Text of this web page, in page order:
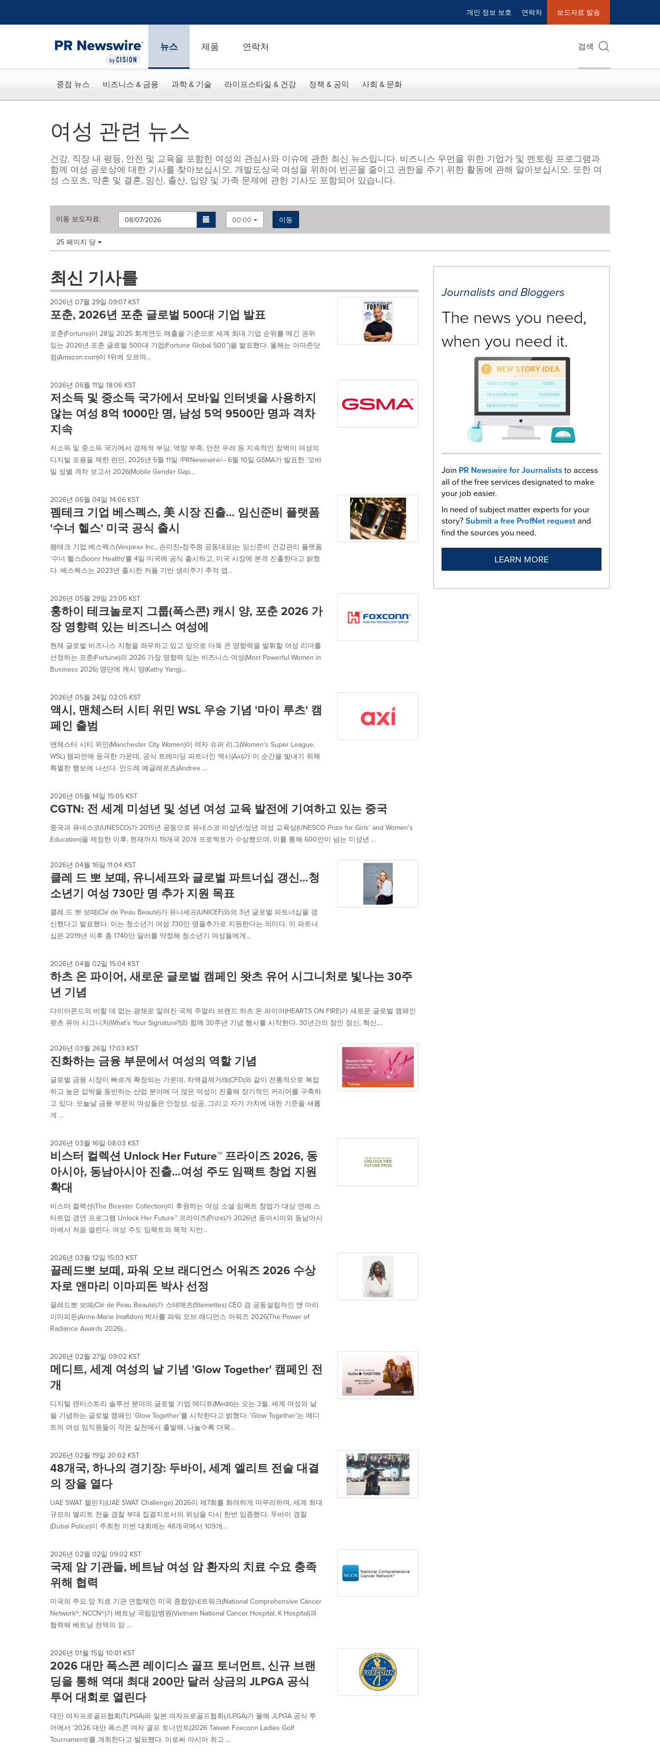
개인 정보 보호 연락처 보도자료 발송
뉴스 제품 연락처 검색
중점 뉴스 비즈니스 & 금융 과학 & 기술 라이프스타일 & 건강 정책 & 공익 사회 & 문화
여성 관련 뉴스
건강, 직장 내 평등, 안전 및 교육을 포함한 여성의 관심사와 이슈에 관한 최신 뉴스입니다. 비즈니스 우먼을 위한 기업가 및 멘토링 프로그램과
함께 여성 공로상에 대한 기사를 찾아보십시오. 개발도상국 여성을 위하여 빈곤을 줄이고 권한을 주기 위한 활동에 관해 알아보십시오. 또한 여
성 스포츠, 약혼 및 결혼, 임신, 출산, 입양 및 가족 문제에 관한 기사도 포함되어 있습니다.
이동 보도자료: 00:00
이동
Making
these
dropdown
cause
content
this
page
to
listings
will
update
as
each
option
is
selected.
Items per page:
25 페이지 당
최신 기사를
2026년 07월 29일 09:07 KST
포춘, 2026년 포춘 글로벌 500대 기업 발표
포춘(Fortune)이 28일 2025 회계연도 매출을 기준으로 세계 최대 기업 순위를 매긴 권위
있는 2026년 포춘 글로벌 500대 기업(Fortune Global 500™)을 발표했다. 올해는 아마존닷
컴(Amazon.com)이 1위에 오르며...
2026년 06월 11일 18:06 KST
저소득 및 중소득 국가에서 모바일 인터넷을 사용하지
않는 여성 8억 1000만 명, 남성 5억 9500만 명과 격차
지속
저소득 및 중소득 국가에서 경제적 부담, 역량 부족, 안전 우려 등 지속적인 장벽이 여성의
디지털 포용을 제한 런던, 2026년 6월 11일 /PRNewswire/-- 6월 10일 GSMA가 발표한 '모바
일 성별 격차 보고서 2026(Mobile Gender Gap...
2026년 06월 04일 14:06 KST
펨테크 기업 베스펙스, 美 시장 진출... 임신준비 플랫폼
'수너 헬스' 미국 공식 출시
펨테크 기업 베스펙스(Vespexx Inc., 손미진•정주원 공동대표)는 임신준비 건강관리 플랫폼
'수너 헬스(Soonr Health)'를 4일 미국에 공식 출시하고, 미국 시장에 본격 진출한다고 밝혔
다. 베스펙스는 2023년 출시한 커플 기반 생리주기 추적 앱...
2026년 05월 29일 23:05 KST
훙하이 테크놀로지 그룹(폭스콘) 캐시 양, 포춘 2026 가
장 영향력 있는 비즈니스 여성에
현재 글로벌 비즈니스 지형을 좌우하고 있고 앞으로 더욱 큰 영향력을 발휘할 여성 리더를
선정하는 포춘(Fortune)의 2026 가장 영향력 있는 비즈니스 여성(Most Powerful Women in
Business 2026) 명단에 캐시 양(Kathy Yang)...
2026년 05월 24일 02:05 KST
액시, 맨체스터 시티 위민 WSL 우승 기념 '마이 루츠' 캠
페인 출범
맨체스터 시티 위민(Manchester City Women)이 여자 슈퍼 리그(Women's Super League,
WSL) 챔피언에 등극한 가운데, 공식 트레이딩 파트너인 액시(Axi)가 이 순간을 빛내기 위해
특별한 행보에 나선다. 안드레 예글레르츠(Andree ...
2026년 05월 14일 15:05 KST
CGTN: 전 세계 미성년 및 성년 여성 교육 발전에 기여하고 있는 중국
중국과 유네스코(UNESCO)가 2015년 공동으로 유네스코 미성년/성년 여성 교육상(UNESCO Prize for Girls' and Women's
Education)을 제정한 이후, 현재까지 19개국 20개 프로젝트가 수상했으며, 이를 통해 600만이 넘는 미성년 ...
2026년 04월 16일 11:04 KST
클레 드 뽀 보떼, 유니세프와 글로벌 파트너십 갱신…청
소년기 여성 730만 명 추가 지원 목표
클레 드 뽀 보떼(Clé de Peau Beauté)가 유니세프(UNICEF)와의 3년 글로벌 파트너십을 갱
신했다고 발표했다. 이는 청소년기 여성 730만 명을추가로 지원한다는 의미다. 이 파트너
십은 2019년 이후 총 1740만 달러를 약정해 청소년기 여성들에게...
2026년 04월 02일 15:04 KST
하츠 온 파이어, 새로운 글로벌 캠페인 왓츠 유어 시그니처로 빛나는 30주
년 기념
다이아몬드의 비할 데 없는 광채로 알려진 국제 주얼리 브랜드 하츠 온 파이어(HEARTS ON FIRE)가 새로운 글로벌 캠페인
왓츠 유어 시그니처(What's Your Signature?)와 함께 30주년 기념 행사를 시작한다. 30년간의 장인 정신, 혁신,...
2026년 03월 26일 17:03 KST
진화하는 금융 부문에서 여성의 역할 기념
글로벌 금융 시장이 빠르게 확장되는 가운데, 차액결제거래(CFD)와 같이 전통적으로 복잡
하고 높은 압박을 동반하는 산업 분야에 더 많은 여성이 진출해 장기적인 커리어를 구축하
고 있다. 오늘날 금융 부문의 여성들은 안정성, 성공, 그리고 자기 가치에 대한 기준을 새롭
게 ...
2026년 03월 16일 08:03 KST
비스터 컬렉션 Unlock Her Future™ 프라이즈 2026, 동
아시아, 동남아시아 진출…여성 주도 임팩트 창업 지원
확대
비스터 컬렉션(The Bicester Collection)이 후원하는 여성 소셜 임팩트 창업가 대상 연례 스
타트업 경연 프로그램 Unlock Her Future™ 프라이즈(Prize)가 2026년 동아시아와 동남아시
아에서 처음 열린다. 여성 주도 임팩트와 목적 지반...
2026년 03월 12일 15:03 KST
끌레드뽀 보떼, 파워 오브 래디언스 어워즈 2026 수상
자로 앤마리 이마피돈 박사 선정
끌레드뽀 보떼(Clé de Peau Beauté)가 스테메츠(Stemettes) CEO 겸 공동설립자인 앤 마리
이마피돈(Anne-Marie Imafidon) 박사를 파워 오브 래디언스 어워즈 2026(The Power of
Radiance Awards 2026)...
2026년 02월 27일 09:02 KST
메디트, 세계 여성의 날 기념 'Glow Together' 캠페인 전
개
디지털 덴티스트리 솔루션 분야의 글로벌 기업 메디트(Medit)는 오는 3월, 세계 여성의 날
을 기념하는 글로벌 캠페인 'Glow Together'를 시작한다고 밝혔다. 'Glow Together'는 메디
트의 여성 임직원들이 작은 실천에서 출발해, 나눌수록 더욱...
2026년 02월 19일 20:02 KST
48개국, 하나의 경기장: 두바이, 세계 엘리트 전술 대결
의 장을 열다
UAE SWAT 챌린지(UAE SWAT Challenge) 2026이 제7회를 화려하게 마무리하며, 세계 최대
규모의 엘리트 전술 경찰 부대 집결지로서의 위상을 다시 한번 입증했다. 두바이 경찰
(Dubai Police)이 주최한 이번 대회에는 48개국에서 109개...
2026년 02월 02일 09:02 KST
국제 암 기관들, 베트남 여성 암 환자의 치료 수요 충족
위해 협력
미국의 주요 암 치료 기관 연합체인 미국 종합암네트워크(National Comprehensive Cancer
Network®, NCCN®)가 베트남 국립암병원(Vietnam National Cancer Hospital, K Hospital)과
협력해 베트남 전역의 암 ...
2026년 01월 15일 10:01 KST
2026 대만 폭스콘 레이디스 골프 토너먼트, 신규 브랜
딩을 통해 역대 최대 200만 달러 상금의 JLPGA 공식
투어 대회로 열린다
대만 여자프로골프협회(TLPGA)와 일본 여자프로골프협회(JLPGA)가 올해 JLPGA 공식 투
어에서 '2026 대만 폭스콘 여자 골프 토너먼트(2026 Taiwan Foxconn Ladies Golf
Tournament)'를 개최한다고 발표했다. 이로써 아시아 최고 ...
Journalists and Bloggers
The news you need,
when you need it.
Join PR Newswire for Journaliststo access
all of the free services designated to make
your job easier.
In need of subject matter experts for your
story?Submit a free ProfNet requestand
find the sources you need.
LEARN MORE